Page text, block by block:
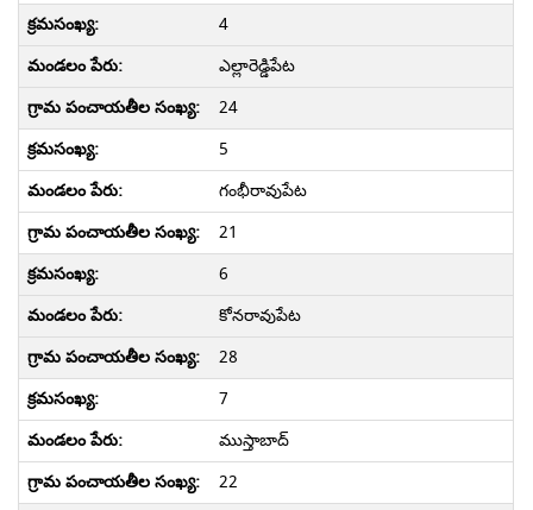
4
ఎల్లారెడ్డిపేట
24
5
గంభీరావుపేట
21
6
కోనరావుపేట
28
7
ముస్తాబాద్
22